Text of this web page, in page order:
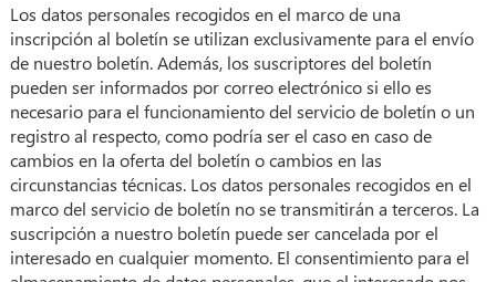
Los datos personales recogidos en el marco de una
inscripción al boletín se utilizan exclusivamente para el envío
de nuestro boletín. Además, los suscriptores del boletín
pueden ser informados por correo electrónico si ello es
necesario para el funcionamiento del servicio de boletín o un
registro al respecto, como podría ser el caso en caso de
cambios en la oferta del boletín o cambios en las
circunstancias técnicas. Los datos personales recogidos en el
marco del servicio de boletín no se transmitirán a terceros. La
suscripción a nuestro boletín puede ser cancelada por el
interesado en cualquier momento. El consentimiento para el